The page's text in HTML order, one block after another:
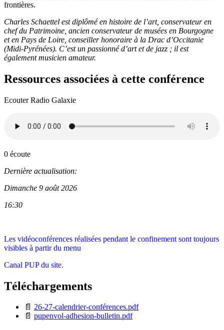
frontières.
Charles Schaettel est diplômé en histoire de l’art, conservateur en
chef du Patrimoine, ancien conservateur de musées en Bourgogne
et en Pays de Loire, conseiller honoraire à la Drac d’Occitanie
(Midi-Pyrénées). C’est un passionné d’art et de jazz ; il est
également musicien amateur.
Ressources associées à cette conférence
Ecouter Radio Galaxie
0 écoute
Dernière actualisation:
Dimanche 9 août 2026
16:30
Les vidéoconférences réalisées pendant le confinement sont toujours
visibles à partir du menu
Canal PUP du site.
Téléchargements
📄 26-27-calendrier-conférences.pdf
📄 pupenvol-adhesion-bulletin.pdf